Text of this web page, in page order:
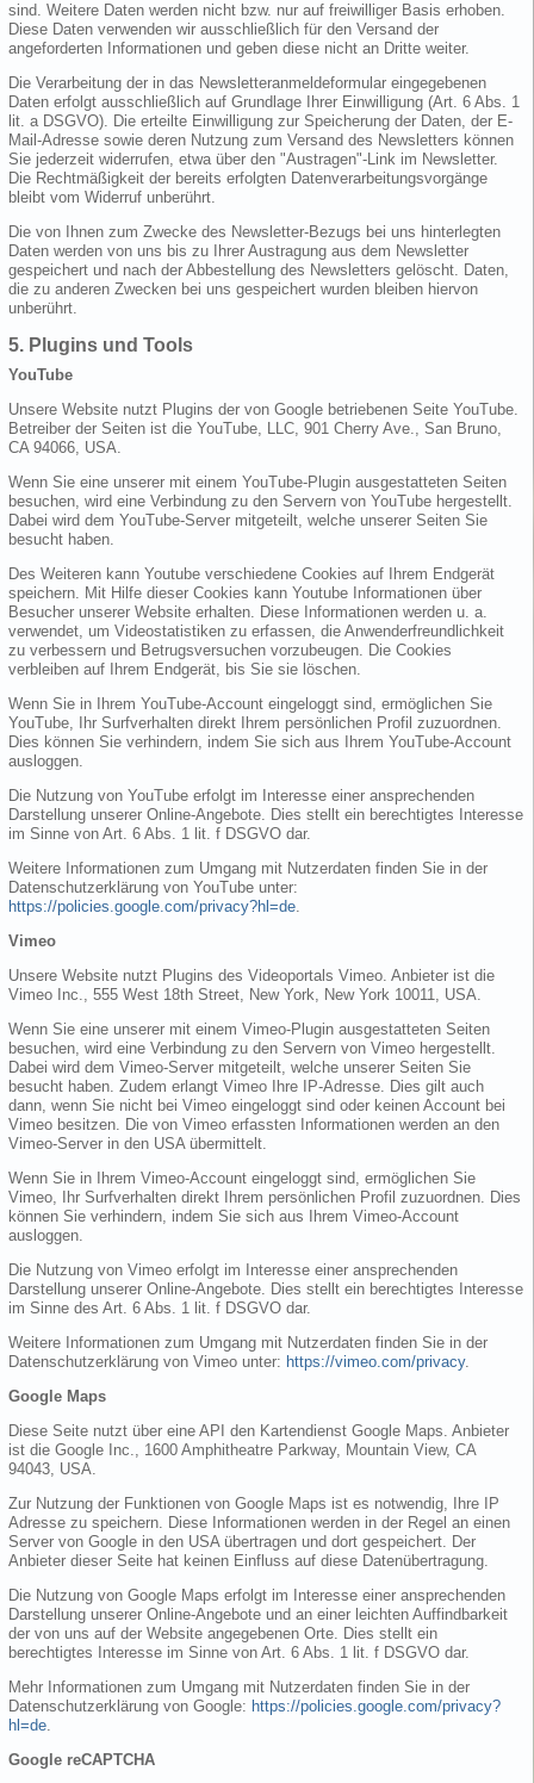
sind. Weitere Daten werden nicht bzw. nur auf freiwilliger Basis erhoben.
Diese Daten verwenden wir ausschließlich für den Versand der
angeforderten Informationen und geben diese nicht an Dritte weiter.
Die Verarbeitung der in das Newsletteranmeldeformular eingegebenen
Daten erfolgt ausschließlich auf Grundlage Ihrer Einwilligung (Art. 6 Abs. 1
lit. a DSGVO). Die erteilte Einwilligung zur Speicherung der Daten, der E-
Mail-Adresse sowie deren Nutzung zum Versand des Newsletters können
Sie jederzeit widerrufen, etwa über den "Austragen"-Link im Newsletter.
Die Rechtmäßigkeit der bereits erfolgten Datenverarbeitungsvorgänge
bleibt vom Widerruf unberührt.
Die von Ihnen zum Zwecke des Newsletter-Bezugs bei uns hinterlegten
Daten werden von uns bis zu Ihrer Austragung aus dem Newsletter
gespeichert und nach der Abbestellung des Newsletters gelöscht. Daten,
die zu anderen Zwecken bei uns gespeichert wurden bleiben hiervon
unberührt.
5. Plugins und Tools
YouTube
Unsere Website nutzt Plugins der von Google betriebenen Seite YouTube.
Betreiber der Seiten ist die YouTube, LLC, 901 Cherry Ave., San Bruno,
CA 94066, USA.
Wenn Sie eine unserer mit einem YouTube-Plugin ausgestatteten Seiten
besuchen, wird eine Verbindung zu den Servern von YouTube hergestellt.
Dabei wird dem YouTube-Server mitgeteilt, welche unserer Seiten Sie
besucht haben.
Des Weiteren kann Youtube verschiedene Cookies auf Ihrem Endgerät
speichern. Mit Hilfe dieser Cookies kann Youtube Informationen über
Besucher unserer Website erhalten. Diese Informationen werden u. a.
verwendet, um Videostatistiken zu erfassen, die Anwenderfreundlichkeit
zu verbessern und Betrugsversuchen vorzubeugen. Die Cookies
verbleiben auf Ihrem Endgerät, bis Sie sie löschen.
Wenn Sie in Ihrem YouTube-Account eingeloggt sind, ermöglichen Sie
YouTube, Ihr Surfverhalten direkt Ihrem persönlichen Profil zuzuordnen.
Dies können Sie verhindern, indem Sie sich aus Ihrem YouTube-Account
ausloggen.
Die Nutzung von YouTube erfolgt im Interesse einer ansprechenden
Darstellung unserer Online-Angebote. Dies stellt ein berechtigtes Interesse
im Sinne von Art. 6 Abs. 1 lit. f DSGVO dar.
Weitere Informationen zum Umgang mit Nutzerdaten finden Sie in der
Datenschutzerklärung von YouTube unter:
https://policies.google.com/privacy?hl=de
Vimeo
Unsere Website nutzt Plugins des Videoportals Vimeo. Anbieter ist die
Vimeo Inc., 555 West 18th Street, New York, New York 10011, USA.
Wenn Sie eine unserer mit einem Vimeo-Plugin ausgestatteten Seiten
besuchen, wird eine Verbindung zu den Servern von Vimeo hergestellt.
Dabei wird dem Vimeo-Server mitgeteilt, welche unserer Seiten Sie
besucht haben. Zudem erlangt Vimeo Ihre IP-Adresse. Dies gilt auch
dann, wenn Sie nicht bei Vimeo eingeloggt sind oder keinen Account bei
Vimeo besitzen. Die von Vimeo erfassten Informationen werden an den
Vimeo-Server in den USA übermittelt.
Wenn Sie in Ihrem Vimeo-Account eingeloggt sind, ermöglichen Sie
Vimeo, Ihr Surfverhalten direkt Ihrem persönlichen Profil zuzuordnen. Dies
können Sie verhindern, indem Sie sich aus Ihrem Vimeo-Account
ausloggen.
Die Nutzung von Vimeo erfolgt im Interesse einer ansprechenden
Darstellung unserer Online-Angebote. Dies stellt ein berechtigtes Interesse
im Sinne des Art. 6 Abs. 1 lit. f DSGVO dar.
Weitere Informationen zum Umgang mit Nutzerdaten finden Sie in der
Datenschutzerklärung von Vimeo unter: https://vimeo.com/privacy.
Google Maps
Diese Seite nutzt über eine API den Kartendienst Google Maps. Anbieter
ist die Google Inc., 1600 Amphitheatre Parkway, Mountain View, CA
94043, USA.
Zur Nutzung der Funktionen von Google Maps ist es notwendig, Ihre IP
Adresse zu speichern. Diese Informationen werden in der Regel an einen
Server von Google in den USA übertragen und dort gespeichert. Der
Anbieter dieser Seite hat keinen Einfluss auf diese Datenübertragung.
Die Nutzung von Google Maps erfolgt im Interesse einer ansprechenden
Darstellung unserer Online-Angebote und an einer leichten Auffindbarkeit
der von uns auf der Website angegebenen Orte. Dies stellt ein
berechtigtes Interesse im Sinne von Art. 6 Abs. 1 lit. f DSGVO dar.
Mehr Informationen zum Umgang mit Nutzerdaten finden Sie in der
Datenschutzerklärung von Google: https://policies.google.com/privacy?
hl=de
Google reCAPTCHA